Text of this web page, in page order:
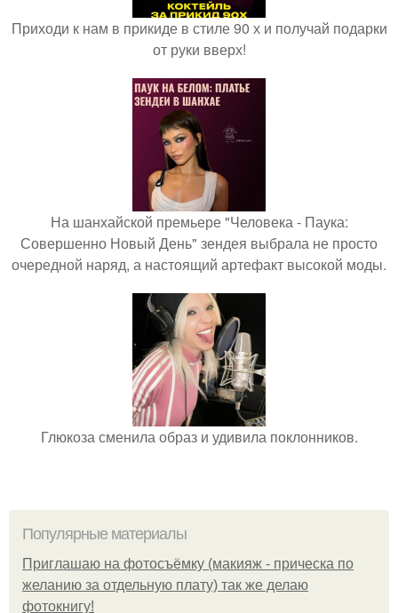
Приходи к нам в прикиде в стиле 90 х и получай подарки
от руки вверх!
На шанхайской премьере "Человека - Паука:
Совершенно Новый День" зендея выбрала не просто
очередной наряд, а настоящий артефакт высокой моды.
Глюкоза сменила образ и удивила поклонников.
Популярные материалы
Приглашаю на фотосъёмку (макияж - прическа по
желанию за отдельную плату) так же делаю
фотокнигу!